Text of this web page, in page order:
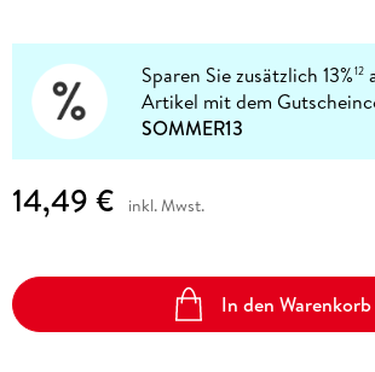
Sparen Sie zusätzlich 13%12
Artikel mit dem
SOMMER13
14,49 € inkl. Mwst.
In den Warenkorb